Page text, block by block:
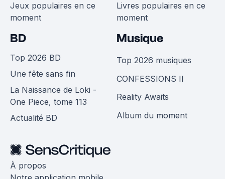
Jeux populaires en ce
moment
Livres populaires en ce
moment
BD
Top 2026 BD
Une fête sans fin
La Naissance de Loki -
One Piece, tome 113
Actualité BD
Musique
Top 2026 musiques
CONFESSIONS II
Reality Awaits
Album du moment
À propos